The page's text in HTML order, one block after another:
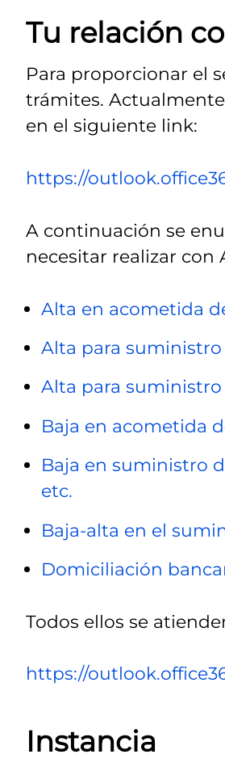
Tu relación
Para proporcionar el
trámites.
en el siguiente link:
https://
A continuación se
necesitar realizar con
Alta en acometida
Alta para suministro
Alta para
Baja en acometida
Baja en suministro
etc.
Baja-alta en el
Domiciliación
Todos ellos se
https://
Instancia